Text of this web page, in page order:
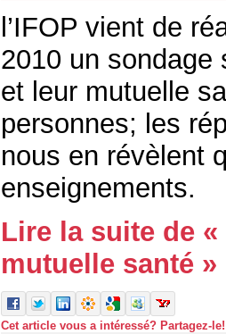
l’IFOP vient de
2010 un sondage
et leur mutuelle
personnes; les
nous en révèlent
enseignements.
Lire la suite de
mutuelle santé »
Cet article vous a intéressé? Partagez-le!